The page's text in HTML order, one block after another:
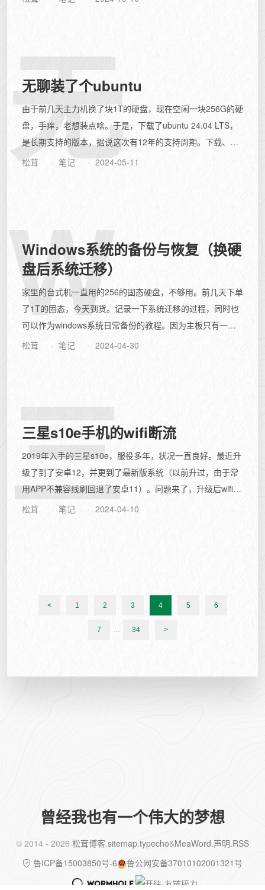
无
无聊装了个ubuntu
由于前几天主力机换了块1T的硬盘，现在空闲一块256G的硬
盘，手痒，老想装点啥。于是，下载了ubuntu 24.04 LTS，
是长期支持的版本，据说这次有12年的支持周期。下载、写
盘、安装，一气...
松茸 笔记 2024-05-11
W
Windows系统的备份与恢复（换硬
盘后系统迁移）
家里的台式机一直用的256的固态硬盘，不够用。前几天下单
了1T的固态，今天到货。记录一下系统迁移的过程，同时也
可以作为windows系统日常备份的教程。因为主板只有一个
m.2接口，所以不能把两个...
松茸 笔记 2024-04-30
三
三星s10e手机的wifi断流
2019年入手的三星s10e，服役多年，状况一直良好。最近升
级了到了安卓12，并更到了最新版系统（以前升过，由于常
用APP不兼容线刷回退了安卓11）。问题来了，升级后wifi断
流异常严重，基本上...
松茸 笔记 2024-04-10
< 1 2 3 4 5 6
7 ... 34 >
曾经我也有一个伟大的梦想
©️ 2014 - 2026 松茸博客.sitemap.typecho&MeaWord.声明.RSS
鲁ICP备15003850号-6
鲁公网安备37010102001321号